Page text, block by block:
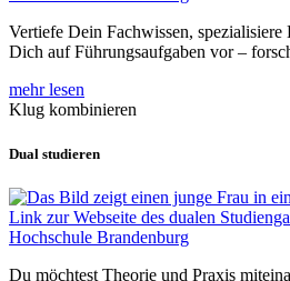
Vertiefe Dein Fachwissen,
Dich auf Führungsaufgaben vor –
mehr lesen
Klug kombinieren
Dual studieren
Du möchtest Theorie und Praxis